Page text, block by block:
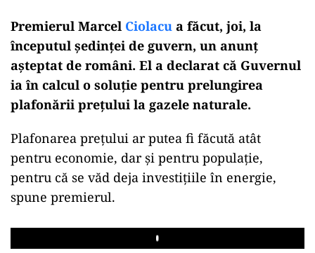
Premierul Marcel Ciolacu a făcut, joi, la
începutul ședinței de guvern, un anunț
așteptat de români. El a declarat că Guvernul
ia în calcul o soluție pentru prelungirea
plafonării prețului la gazele naturale.
Plafonarea prețului ar putea fi făcută atât
pentru economie, dar și pentru populație,
pentru că se văd deja investițiile în energie,
spune premierul.
Play